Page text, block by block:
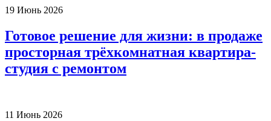
19 Июнь 2026
Готовое решение для жизни: в продаже
просторная трёхкомнатная квартира-
студия с ремонтом
11 Июнь 2026